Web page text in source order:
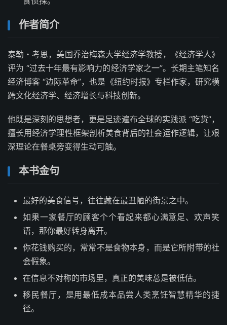
作者简介
泰勒・考恩，美国乔治梅森大学经济学教授，《经济学人》
评为 “过去十年最有影响力的经济学家之一”。长期主笔知名
经济博客 “边际革命”，也是《纽约时报》专栏作家，研究横
跨文化经济学、经济增长与科技创新。
他既是深刻的思想者，更是足迹遍布全球的实践派 “吃货”，
擅长用经济学理性框架剖析美食背后的社会运作逻辑，让艰
深理论在餐桌旁变得生动可触。
本书金句
最好的美食信号，往往藏在最丑陋的街景之中。
如果一家餐厅的顾客个个看起来都心满意足、欢声笑
语，那你最好转身离开。
你花钱购买的，常常不是食物本身，而是它所附带的社
会假象。
在信息不对称的市场里，真正的美味总是被低估。
移民餐厅，是用最低成本品尝人类烹饪智慧精华的捷
径。